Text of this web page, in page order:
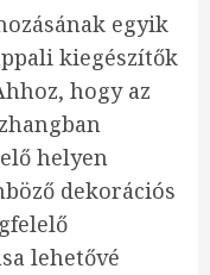
egyik
kiegészítők
hogy az
helyen
dekorációs
lehetővé